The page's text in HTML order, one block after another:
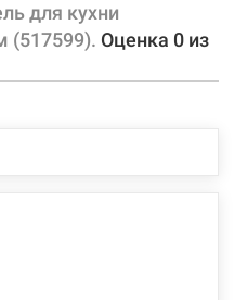
керамический картридж
а также комплектация
магазин ответственности
для кухни
(517599). Оценка 0 из